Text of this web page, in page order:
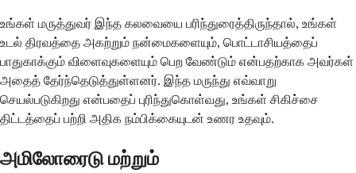
உங்கள் மருத்துவர் இந்த கலவையை பரிந்துரைத்திருந்தால், உங்கள்
உடல் திரவத்தை அகற்றும் நன்மைகளையும், பொட்டாசியத்தைப்
பாதுகாக்கும் விளைவுகளையும் பெற வேண்டும் என்பதற்காக அவர்கள்
அதைத் தேர்ந்தெடுத்துள்ளனர். இந்த மருந்து எவ்வாறு
செயல்படுகிறது என்பதைப் புரிந்துகொள்வது, உங்கள் சிகிச்சை
திட்டத்தைப் பற்றி அதிக நம்பிக்கையுடன் உணர உதவும்.
அமிலோரைடு மற்றும்